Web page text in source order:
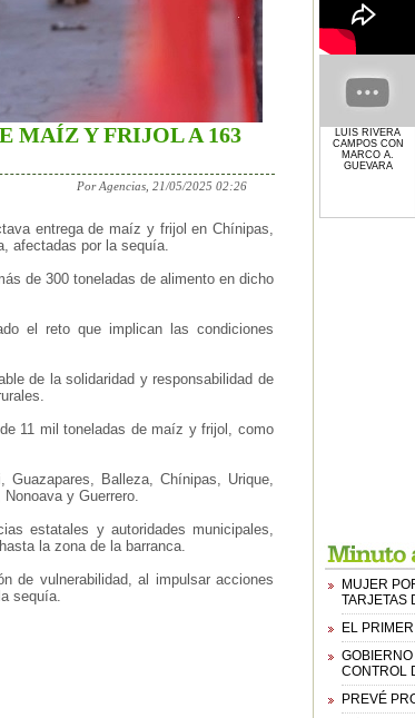
MAÍZ Y FRIJOL A 163
Por Agencias, 21/05/2025 02:26
entrega de maíz y frijol en Chínipas,
afectadas por la sequía.
de 300 toneladas de alimento en dicho
el reto que implican las condiciones
de la solidaridad y responsabilidad de
11 mil toneladas de maíz y frijol, como
Guazapares, Balleza, Chínipas, Urique,
y Guerrero.
estatales y autoridades municipales,
la zona de la barranca.
de vulnerabilidad, al impulsar acciones
sequía.
LUIS RIVERA
CAMPOS CON
MARCO A.
GUEVARA
MUJER
TARJETAS
EL
CONTROL
PREVÉ